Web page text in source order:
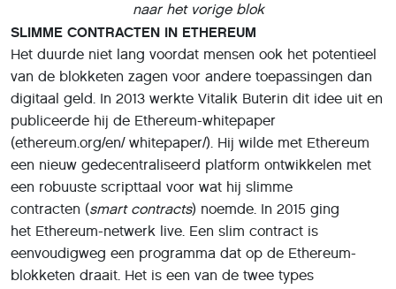
naar het vorige blok
SLIMME CONTRACTEN IN ETHEREUM
Het duurde niet lang voordat mensen ook het potentieel
van de blokketen zagen voor andere toepassingen dan
digitaal geld. In 2013 werkte Vitalik Buterin dit idee uit en
publiceerde hij de Ethereum-whitepaper
(ethereum.org/en/ whitepaper/). Hij wilde met Ethereum
een nieuw gedecentraliseerd platform ontwikkelen met
een robuuste scripttaal voor wat hij slimme
contracten (smart contracts) noemde. In 2015 ging
het Ethereum-netwerk live. Een slim contract is
eenvoudigweg een programma dat op de Ethereum-
blokketen draait. Het is een van de twee types